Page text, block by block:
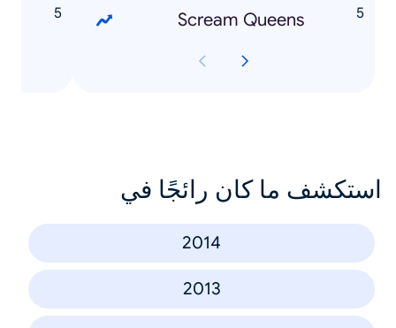
Scream Queens
استكشف ما كان رائجًا في
2014
2013